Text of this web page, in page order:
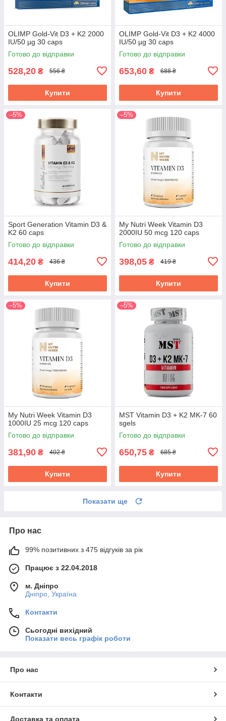
OLIMP Gold-Vit D3 + K2 2000
IU/50 µg 30 caps
Готово до відправки
528,20 ₴ 556 ₴
Купити
OLIMP Gold-Vit D3 + K2 4000
IU/50 µg 30 caps
Готово до відправки
653,60 ₴ 688 ₴
Купити
–5%
Sport Generation Vitamin D3 &
K2 60 caps
Готово до відправки
414,20 ₴ 436 ₴
Купити
–5%
My Nutri Week Vitamin D3
2000IU 50 mcg 120 caps
Готово до відправки
398,05 ₴ 419 ₴
Купити
–5%
My Nutri Week Vitamin D3
1000IU 25 mcg 120 caps
Готово до відправки
381,90 ₴ 402 ₴
Купити
–5%
MST Vitamin D3 + K2 MK-7 60
sgels
Готово до відправки
650,75 ₴ 685 ₴
Купити
Показати ще
Про нас
99% позитивних з 475 відгуків за рік
Працює з 22.04.2018
м. Дніпро
Дніпро, Україна
Контакти
Сьогодні вихідний
Показати весь графік роботи
Про нас
Контакти
Доставка та оплата